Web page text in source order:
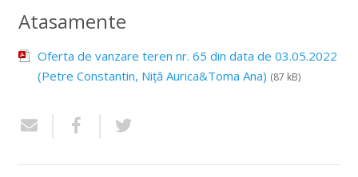
Atasamente
Oferta de vanzare teren nr. 65 din data de 03.05.2022
(Petre Constantin, Niță Aurica&Toma Ana) (87 kB)